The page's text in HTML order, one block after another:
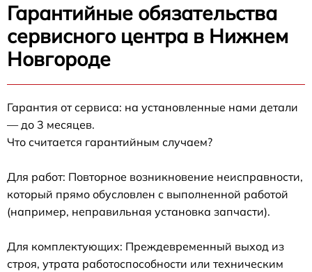
Гарантийные обязательства
сервисного центра в Нижнем
Новгороде
Гарантия от сервиса: на установленные нами детали
— до 3 месяцев.
Что считается гарантийным случаем?
Для работ: Повторное возникновение неисправности,
который прямо обусловлен с выполненной работой
(например, неправильная установка запчасти).
Для комплектующих: Преждевременный выход из
строя, утрата работоспособности или техническим